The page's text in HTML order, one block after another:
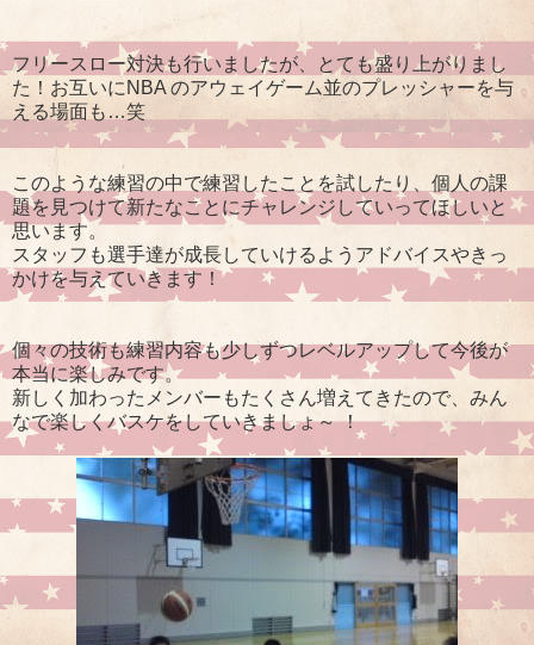
フリースロー対決も行いましたが、とても盛り上がりまし
た！お互いにNBA のアウェイゲーム並のプレッシャーを与
える場面も…笑
このような練習の中で練習したことを試したり、個人の課
題を見つけて新たなことにチャレンジしていってほしいと
思います。
スタッフも選手達が成長していけるようアドバイスやきっ
かけを与えていきます！
個々の技術も練習内容も少しずつレベルアップして今後が
本当に楽しみです。
新しく加わったメンバーもたくさん増えてきたので、みん
なで楽しくバスケをしていきましょ～ ！